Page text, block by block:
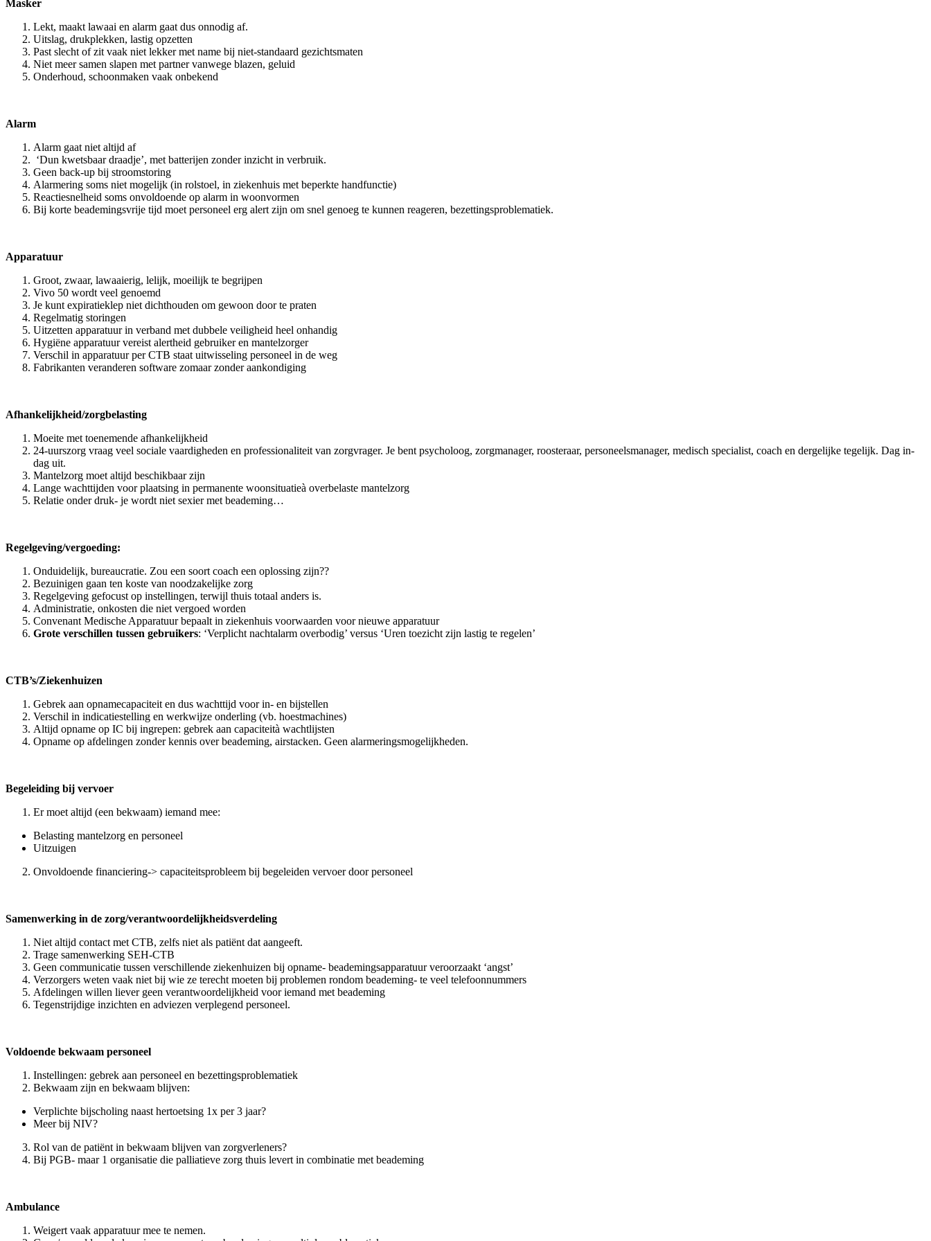
Masker
Lekt, maakt lawaai en alarm gaat dus onnodig af.
Uitslag, drukplekken, lastig opzetten
Past slecht of zit vaak niet lekker met name bij niet-standaard gezichtsmaten
Niet meer samen slapen met partner vanwege blazen, geluid
Onderhoud, schoonmaken vaak onbekend
Alarm
Alarm gaat niet altijd af
‘Dun kwetsbaar draadje’, met batterijen zonder inzicht in verbruik.
Geen back-up bij stroomstoring
Alarmering soms niet mogelijk (in rolstoel, in ziekenhuis met beperkte handfunctie)
Reactiesnelheid soms onvoldoende op alarm in woonvormen
Bij korte beademingsvrije tijd moet personeel erg alert zijn om snel genoeg te kunnen reageren, bezettingsproblematiek.
Apparatuur
Groot, zwaar, lawaaierig, lelijk, moeilijk te begrijpen
Vivo 50 wordt veel genoemd
Je kunt expiratieklep niet dichthouden om gewoon door te praten
Regelmatig storingen
Uitzetten apparatuur in verband met dubbele veiligheid heel onhandig
Hygiëne apparatuur vereist alertheid gebruiker en mantelzorger
Verschil in apparatuur per CTB staat uitwisseling personeel in de weg
Fabrikanten veranderen software zomaar zonder aankondiging
Afhankelijkheid/zorgbelasting
Moeite met toenemende afhankelijkheid
24-uurszorg vraag veel sociale vaardigheden en professionaliteit van zorgvrager. Je bent psycholoog, zorgmanager, roosteraar, personeelsmanager, medisch specialist, coach en dergelijke tegelijk. Dag in-
dag uit.
Mantelzorg moet altijd beschikbaar zijn
Lange wachttijden voor plaatsing in permanente woonsituatieà overbelaste mantelzorg
Relatie onder druk- je wordt niet sexier met beademing…
Regelgeving/vergoeding:
Onduidelijk, bureaucratie. Zou een soort coach een oplossing zijn??
Bezuinigen gaan ten koste van noodzakelijke zorg
Regelgeving gefocust op instellingen, terwijl thuis totaal anders is.
Administratie, onkosten die niet vergoed worden
Convenant Medische Apparatuur bepaalt in ziekenhuis voorwaarden voor nieuwe apparatuur
Grote verschillen tussen gebruikers: ‘Verplicht nachtalarm overbodig’ versus ‘Uren toezicht zijn lastig te regelen’
CTB’s/Ziekenhuizen
Gebrek aan opnamecapaciteit en dus wachttijd voor in- en bijstellen
Verschil in indicatiestelling en werkwijze onderling (vb. hoestmachines)
Altijd opname op IC bij ingrepen: gebrek aan capaciteità wachtlijsten
Opname op afdelingen zonder kennis over beademing, airstacken. Geen alarmeringsmogelijkheden.
Begeleiding bij vervoer
Er moet altijd (een bekwaam) iemand mee:
Belasting mantelzorg en personeel
Uitzuigen
Onvoldoende financiering-> capaciteitsprobleem bij begeleiden vervoer door personeel
Samenwerking in de zorg/verantwoordelijkheidsverdeling
Niet altijd contact met CTB, zelfs niet als patiënt dat aangeeft.
Trage samenwerking SEH-CTB
Geen communicatie tussen verschillende ziekenhuizen bij opname- beademingsapparatuur veroorzaakt ‘angst’
Verzorgers weten vaak niet bij wie ze terecht moeten bij problemen rondom beademing- te veel telefoonnummers
Afdelingen willen liever geen verantwoordelijkheid voor iemand met beademing
Tegenstrijdige inzichten en adviezen verplegend personeel.
Voldoende bekwaam personeel
Instellingen: gebrek aan personeel en bezettingsproblematiek
Bekwaam zijn en bekwaam blijven:
Verplichte bijscholing naast hertoetsing 1x per 3 jaar?
Meer bij NIV?
Rol van de patiënt in bekwaam blijven van zorgverleners?
Bij PGB- maar 1 organisatie die palliatieve zorg thuis levert in combinatie met beademing
Ambulance
Weigert vaak apparatuur mee te nemen.